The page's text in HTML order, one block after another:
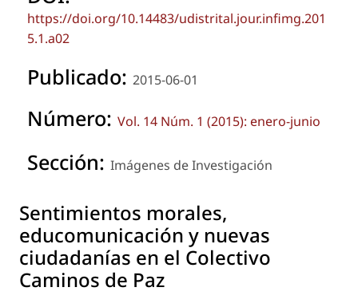
https://doi.org/10.14483/udistrital.jour.infimg.201
5.1.a02
Publicado: 2015-06-01
Número: Vol. 14 Núm. 1 (2015): enero-junio
Sección: Imágenes de Investigación
Sentimientos morales,
educomunicación y nuevas
ciudadanías en el Colectivo
Caminos de Paz